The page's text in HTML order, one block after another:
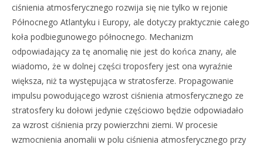
ciśnienia atmosferycznego rozwija się nie tylko w rejonie
Północnego Atlantyku i Europy, ale dotyczy praktycznie całego
koła podbiegunowego północnego. Mechanizm
odpowiadający za tę anomalię nie jest do końca znany, ale
wiadomo, że w dolnej części troposfery jest ona wyraźnie
większa, niż ta występująca w stratosferze. Propagowanie
impulsu powodującego wzrost ciśnienia atmosferycznego ze
stratosfery ku dołowi jedynie częściowo będzie odpowiadało
za wzrost ciśnienia przy powierzchni ziemi. W procesie
wzmocnienia anomalii w polu ciśnienia atmosferycznego przy